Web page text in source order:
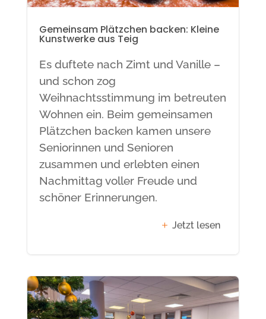
Gemeinsam Plätzchen backen: Kleine
Kunstwerke aus Teig
Es duftete nach Zimt und Vanille –
und schon zog
Weihnachtsstimmung im betreuten
Wohnen ein. Beim gemeinsamen
Plätzchen backen kamen unsere
Seniorinnen und Senioren
zusammen und erlebten einen
Nachmittag voller Freude und
schöner Erinnerungen.
Jetzt lesen